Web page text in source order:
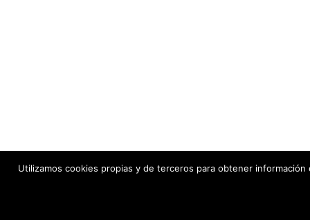
Utilizamos cookies propias y de terceros para obtener